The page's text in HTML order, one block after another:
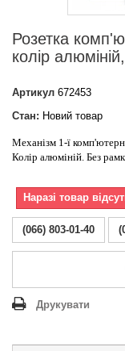
Розетка
колір
Артикул 672453
Стан: Новий товар
Механізм 1-ї
Колір алюміній. Без
Наразі товар
(066) 803-01-40
Друкувати